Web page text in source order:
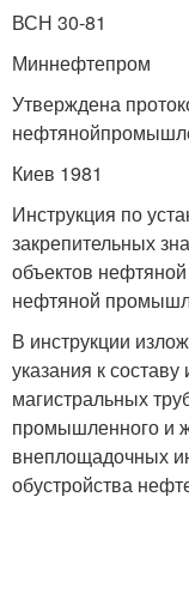
ВСН 30-81
Миннефтепром
Утверждена
Киев 1981
Инструкция по
закрепительных
объектов
нефтяной
В инструкции
указания к
магистральных
промышленного и
внеплощадочных
обустройства